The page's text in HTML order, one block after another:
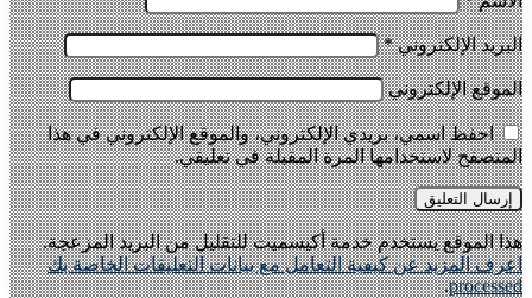
البريد الإلكتروني*
الموقع الإلكتروني
احفظ اسمي، بريدي الإلكتروني، والموقع الإلكتروني في هذا
المتصفح لاستخدامها المرة المقبلة في تعليقي.
هذا الموقع يستخدم خدمة أكيسميت للتقليل من البريد المزعجة.
اعرف المزيد عن كيفية التعامل مع بيانات التعليقات الخاصة بك
processed
.